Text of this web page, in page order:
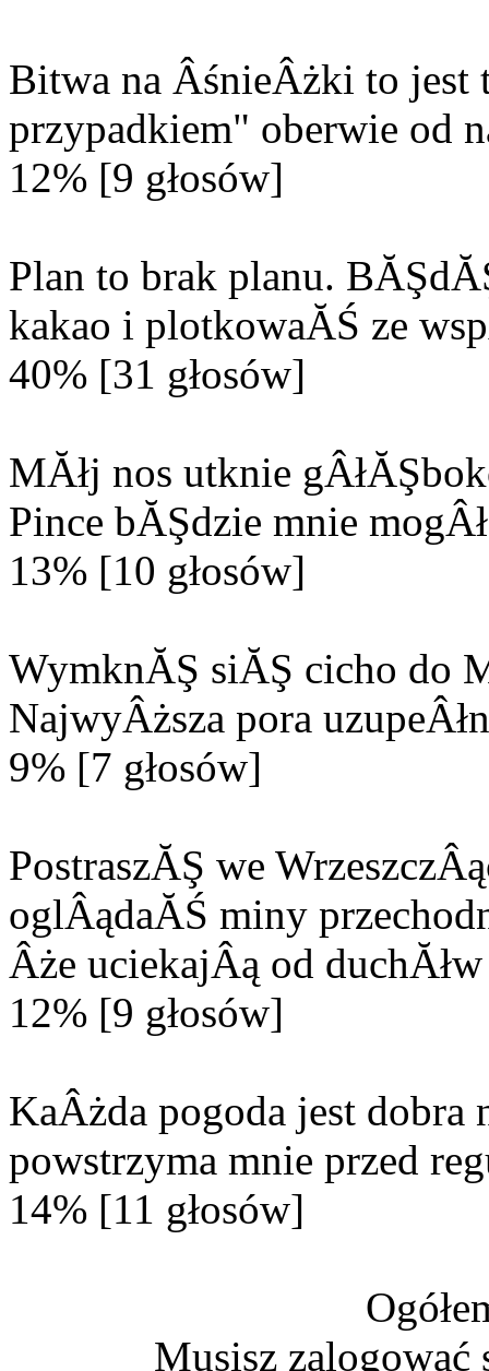
Bitwa na ÂśnieÂżki to jest
przypadkiem" oberwie od
12% [9 głosów]
Plan to brak planu.
kakao i plotkowaĂŚ ze
40% [31 głosów]
MĂłj nos utknie
Pince bĂŞdzie mnie
13% [10 głosów]
WymknĂŞ siĂŞ cicho do
NajwyÂższa pora
9% [7 głosów]
PostraszĂŞ we
oglÂądaĂŚ miny
Âże uciekajÂą od
12% [9 głosów]
KaÂżda pogoda jest
powstrzyma mnie przed
14% [11 głosów]
Musisz zalogować